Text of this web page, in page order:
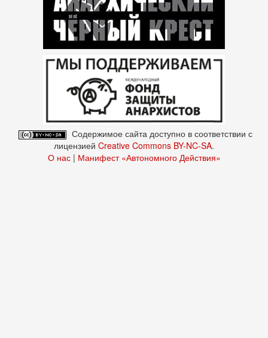
Содержимое сайта доступно в соответствии с
лицензией Creative Commons BY-NC-SA.
О нас| Манифест «Автономного Действия»